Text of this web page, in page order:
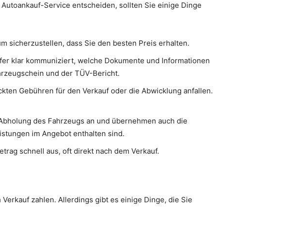
Service entscheiden, sollten Sie einige Dinge
sicherzustellen, dass Sie den besten Preis erhalten.
klar kommuniziert, welche Dokumente und Informationen
und der TÜV-Bericht.
Gebühren für den Verkauf oder die Abwicklung anfallen.
des Fahrzeugs an und übernehmen auch die
im Angebot enthalten sind.
schnell aus, oft direkt nach dem Verkauf.
zahlen. Allerdings gibt es einige Dinge, die Sie